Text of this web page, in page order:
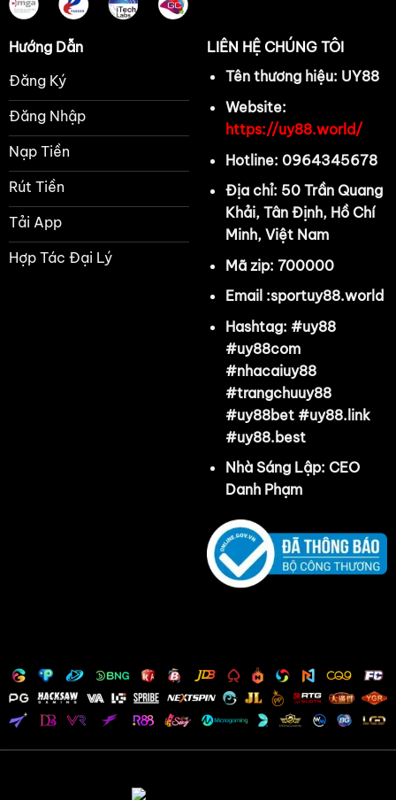
Hướng Dẫn
Đăng Ký
Đăng Nhập
Nạp Tiền
Rút Tiền
Tải App
Hợp Tác Đại Lý
LIÊN HỆ CHÚNG TÔI
Tên thương hiệu: UY88
Website:
https://uy88.world/
Hotline: 0964345678
Địa chỉ: 50 Trần Quang
Khải, Tân Định, Hồ Chí
Minh, Việt Nam
Mã zip: 700000
Email :sportuy88.world
Hashtag: #uy88
#uy88com
#nhacaiuy88
#trangchuuy88
#uy88bet #uy88.link
#uy88.best
Nhà Sáng Lập: CEO
Danh Phạm
Mùa WORLDCUP 2026